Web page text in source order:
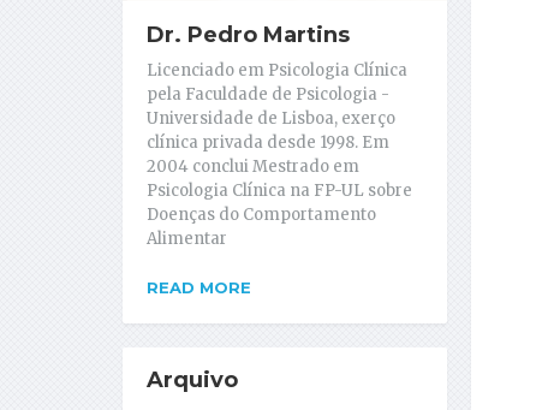
Dr. Pedro Martins
Licenciado em Psicologia Clínica
pela Faculdade de Psicologia -
Universidade de Lisboa, exerço
clínica privada desde 1998. Em
2004 conclui Mestrado em
Psicologia Clínica na FP-UL sobre
Doenças do Comportamento
Alimentar
READ MORE
Arquivo